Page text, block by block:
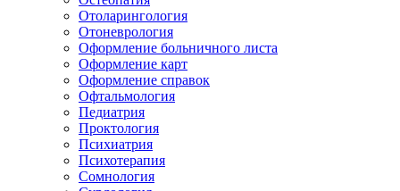
Отоларингология
Отоневрология
Оформление больничного листа
Оформление карт
Оформление справок
Офтальмология
Педиатрия
Проктология
Психиатрия
Психотерапия
Сомнология